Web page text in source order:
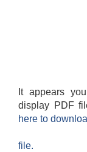
It appears
display PDF
here to
file.